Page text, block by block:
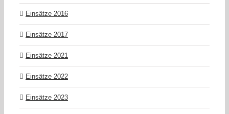
Einsätze 2016
Einsätze 2017
Einsätze 2021
Einsätze 2022
Einsätze 2023